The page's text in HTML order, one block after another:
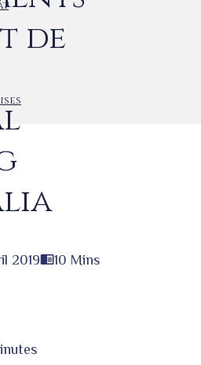
de
2019
10 Mins